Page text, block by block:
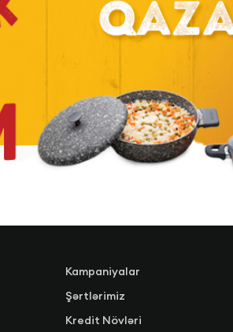
Kampaniyalar
Şərtlərimiz
Kredit Növləri